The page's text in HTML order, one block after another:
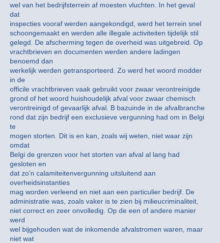
wel van het bedrijfsterrein af moesten vluchten. In het geval
dat
inspecties vooraf werden aangekondigd, werd het terrein snel
schoongemaakt en werden alle illegale activiteiten tijdelijk stil
gelegd. De afscherming tegen de overheid was uitgebreid. Op
vrachtbrieven en documenten werden andere ladingen
benoemd dan
werkelijk werden getransporteerd. Zo werd het woord modder
in de
officile vrachtbrieven vaak gebruikt voor zwaar verontreinigde
grond of het woord huishoudelijk afval voor zwaar chemisch
verontreinigd of gevaarlijk afval. B bazuinde in de afvalbranche
rond dat zijn bedrijf een exclusieve vergunning had om in Belgi
te
mogen storten. Dit is en kan, zoals wij weten, niet waar zijn
omdat
Belgi de grenzen voor het storten van afval al lang had
gesloten en
dat zo’n calamiteitenvergunning uitsluitend aan
overheidsinstanties
mag worden verleend en niet aan een particulier bedrijf. De
administratie was, zoals vaker is te zien bij milieucriminaliteit,
niet correct en zeer onvolledig. Op de een of andere manier
werd
wel bijgehouden wat de inkomende afvalstromen waren, maar
niet wat